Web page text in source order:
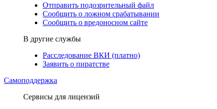
Отправить подозрительный файл
Сообщить о ложном срабатывании
Сообщить о вредоносном сайте
В другие службы
Расследование ВКИ (платно)
Заявить о пиратстве
Самоподдержка
Сервисы для лицензий